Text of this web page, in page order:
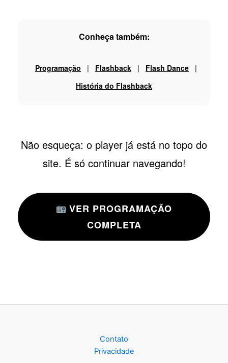
Conheça também:
Programação | Flashback | Flash Dance |
História do Flashback
Não esqueça: o player já está no topo do
site. É só continuar navegando!
VER PROGRAMAÇÃO
COMPLETA
Contato
Privacidade